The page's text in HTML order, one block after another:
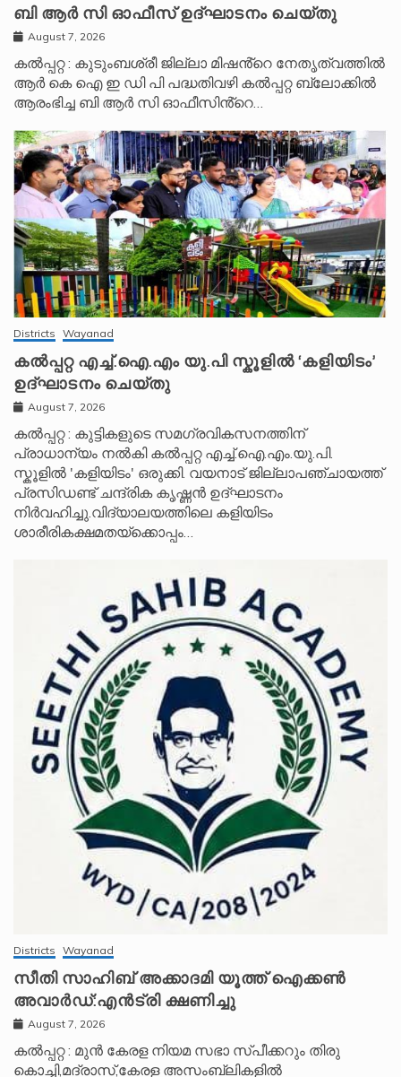
ബി ആർ സി ഓഫീസ് ഉദ്ഘാടനം ചെയ്തു
August 7, 2026
കൽപ്പറ്റ : കുടുംബശ്രീ ജില്ലാ മിഷൻ്റെ നേതൃത്വത്തിൽ
ആർ കെ ഐ ഇ ഡി പി പദ്ധതിവഴി കൽപ്പറ്റ ബ്ലോക്കിൽ
ആരംഭിച്ച ബി ആർ സി ഓഫീസിൻ്റെ…
Districts Wayanad
കൽപ്പറ്റ എച്ച്.ഐ.എം യു.പി സ്കൂ‌ളിൽ ‘കളിയിടം’
ഉദ്ഘാടനം ചെയ്തു
August 7, 2026
കൽപ്പറ്റ : കുട്ടികളുടെ സമഗ്രവികസനത്തിന്
പ്രാധാന്യം നൽകി കൽപ്പറ്റ എച്ച്.ഐ.എം.യു.പി.
സ്കൂ‌ളിൽ 'കളിയിടം' ഒരുക്കി. വയനാട് ജില്ലാപഞ്ചായത്ത്
പ്രസിഡണ്ട് ചന്ദ്രിക കൃഷ്ണൻ ഉദ്ഘാടനം
നിർവഹിച്ചു.വിദ്യാലയത്തിലെ കളിയിടം
ശാരീരികക്ഷമതയ്‌ക്കൊപ്പം…
Districts Wayanad
സീതി സാഹിബ് അക്കാദമി യൂത്ത് ഐക്കൺ
അവാർഡ്:എൻട്രി ക്ഷണിച്ചു
August 7, 2026
കൽപ്പറ്റ : മുൻ കേരള നിയമ സഭാ സ്പീക്കറും തിരു
കൊച്ചി,മദ്രാസ്,കേരള അസംബ്ലികളിൽ